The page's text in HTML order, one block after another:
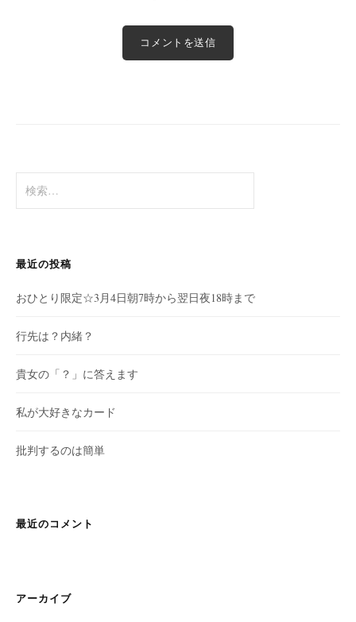
索:
最近の投稿
おひとり限定☆3月4日朝7時から翌日夜18時まで
行先は？内緒？
貴女の「？」に答えます
私が大好きなカード
批判するのは簡単
最近のコメント
アーカイブ